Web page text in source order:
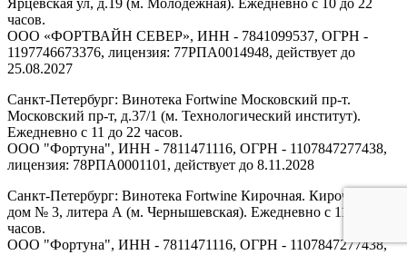
часов.
ООО «ФОРТВАЙН СЕВЕР», ИНН - 7841099537, ОГРН -
1197746673376, лицензия: 77РПА0014948, действует до
25.08.2027
Санкт-Петербург: Винотека Fortwine Московский пр-т.
Московский пр-т, д.37/1 (м. Технологический институт).
Ежедневно с 11 до 22 часов.
ООО "Фортуна", ИНН - 7811471116, ОГРН - 1107847277438,
лицензия: 78РПА0001101, действует до 8.11.2028
Санкт-Петербург: Винотека Fortwine Кирочная. Кирочная ул,
дом № 3, литера А (м. Чернышевская). Ежедневно с 11 до 22
часов.
ООО "Фортуна", ИНН - 7811471116, ОГРН - 1107847277438,